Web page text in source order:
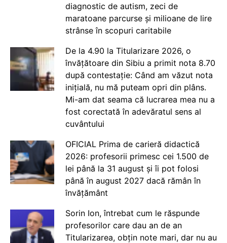
diagnostic de autism, zeci de
maratoane parcurse și milioane de lire
strânse în scopuri caritabile
De la 4.90 la Titularizare 2026, o
învățătoare din Sibiu a primit nota 8.70
după contestație: Când am văzut nota
inițială, nu mă puteam opri din plâns.
Mi-am dat seama că lucrarea mea nu a
fost corectată în adevăratul sens al
cuvântului
OFICIAL Prima de carieră didactică
2026: profesorii primesc cei 1.500 de
lei până la 31 august și îi pot folosi
până în august 2027 dacă rămân în
învățământ
Sorin Ion, întrebat cum le răspunde
profesorilor care dau an de an
Titularizarea, obțin note mari, dar nu au